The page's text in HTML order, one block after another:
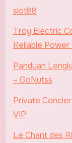
slot88
Troy Electric
Reliable
Panduan
– GoNutss
Private
VIP
Le Chant des